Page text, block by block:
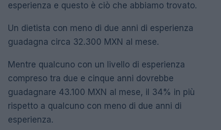
esperienza e questo è ciò che abbiamo trovato.
Un dietista con meno di due anni di esperienza
guadagna circa 32.300 MXN al mese.
Mentre qualcuno con un livello di esperienza
compreso tra due e cinque anni dovrebbe
guadagnare 43.100 MXN al mese, il 34% in più
rispetto a qualcuno con meno di due anni di
esperienza.